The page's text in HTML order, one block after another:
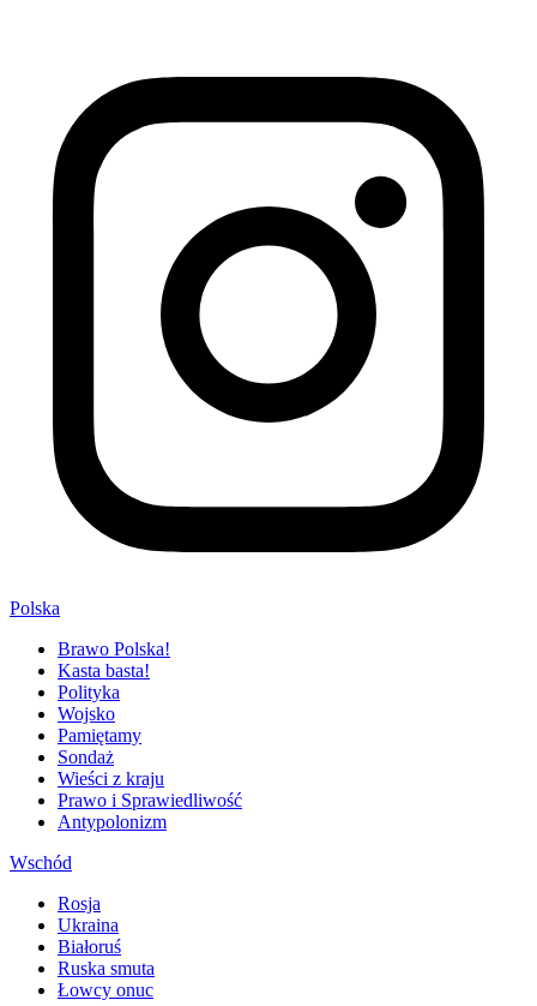
Polska
Brawo Polska!
Kasta basta!
Polityka
Wojsko
Pamiętamy
Sondaż
Wieści z kraju
Prawo i Sprawiedliwość
Antypolonizm
Wschód
Rosja
Ukraina
Białoruś
Ruska smuta
Łowcy onuc